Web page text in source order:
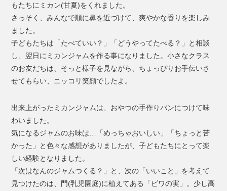
もたちにミカン(甘夏)をくれました。
さっそく、みんなで順に鼻を近づけて、爽やかな香りを楽しみ
ました。
子どもたちは「たべていい？」「どうやってたべる？」と相談
し、翌日にミカンジャムを作る事になりました。小さなクラス
のお友だちは、そっと様子を見ながら、ちょっぴりお手伝いさ
せてもらい、ニッコリ笑顔でしたよ。
出来上がったミカンジャムは、おやつの手作りパンにつけて味
わいました。
気になるジャムのお味は…「めっちゃおいしい」「ちょっと苦
かった」と色々な感想がありましたが、子どもたちにとって楽
しい経験となりました。
「次はなんのジャムつくる？」と、次の「いいこと」を考えて
見つけたのは、門(乳児園庭)に植えてある「ビワの実」。少し高